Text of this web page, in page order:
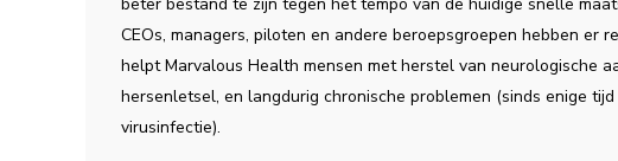
CEOs, managers, piloten en andere beroepsgroepen hebben er
helpt Marvalous Health mensen met herstel van neurologische
hersenletsel, en langdurig chronische problemen (sinds enige
virusinfectie).